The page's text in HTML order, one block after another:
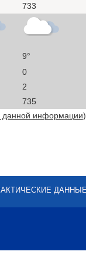
733
9°
0
2
735
данной информации
ДАННЫЕ